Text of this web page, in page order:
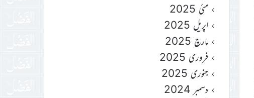
مئی 2025
اپریل 2025
مارچ 2025
فروری 2025
جنوری 2025
دسمبر 2024